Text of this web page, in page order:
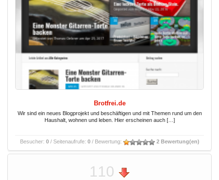
Brotfrei.de
Wir sind ein neues Blogprojekt und beschäftigen und mit Themen rund um den
Haushalt, wohnen und leben. Hier erscheinen auch […]
Besucher: 0/ Seitenaufrufe: 0/ Bewertung: 2 Bewertung(en)
110